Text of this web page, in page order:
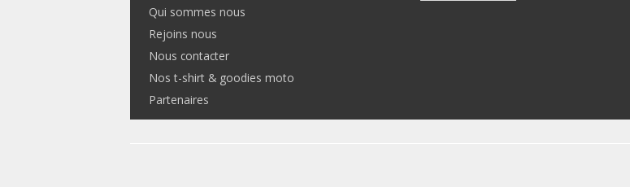
Qui sommes nous
Rejoins nous
Nous contacter
Nos t-shirt & goodies moto
Partenaires